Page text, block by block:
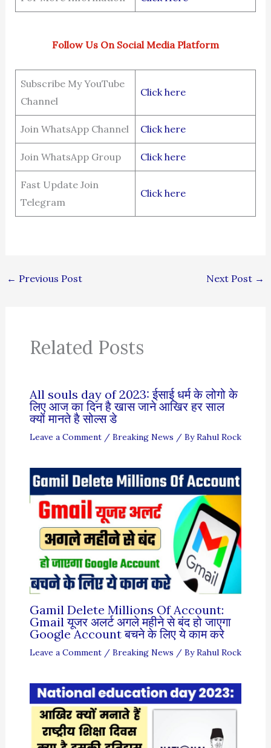
Follow Us On Social Media Platform
Subscribe My YouTube
Channel
Click here
Join WhatsApp Channel Click here
Join WhatsApp Group Click here
Fast Update Join
Telegram
Click here
← Previous Post Next Post →
Related Posts
All souls day of 2023: ईसाई धर्म के लोगो के
लिए आज का दिन है खास जाने आखिर हर साल
क्यों मानते है सोल्स डे
Leave a Comment / Breaking News / ByRahul Rock
Gamil Delete Millions Of Account:
Gmail यूजर अलर्ट अगले महीने से बंद हो जाएगा
Google Account बचने के लिए ये काम करे
Leave a Comment / Breaking News / ByRahul Rock